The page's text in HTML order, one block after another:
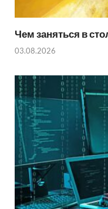
Чем заняться в
03.08.2026